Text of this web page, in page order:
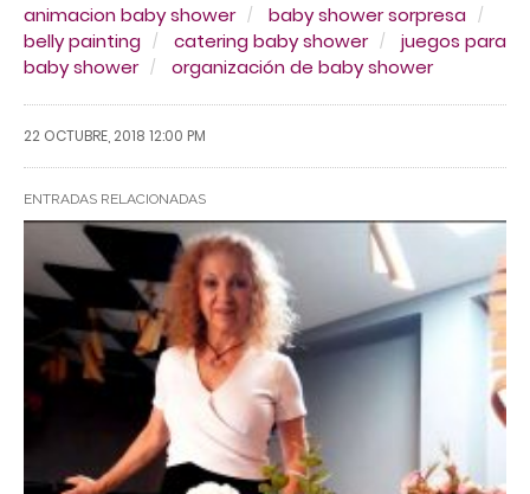
animacion baby shower
baby shower sorpresa
belly painting
catering baby shower
juegos para
baby shower
organización de baby shower
22 OCTUBRE, 2018 12:00 PM
ENTRADAS RELACIONADAS